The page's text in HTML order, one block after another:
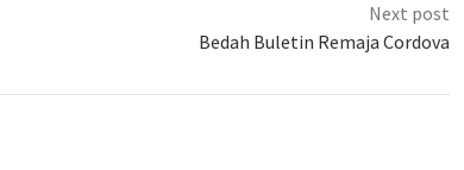
Next post
Bedah Buletin Remaja Cordova